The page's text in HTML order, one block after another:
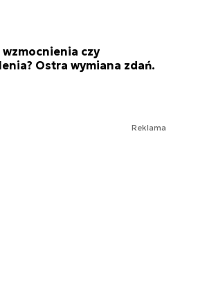
wzmocnienia czy
Ostra wymiana zdań.
Reklama